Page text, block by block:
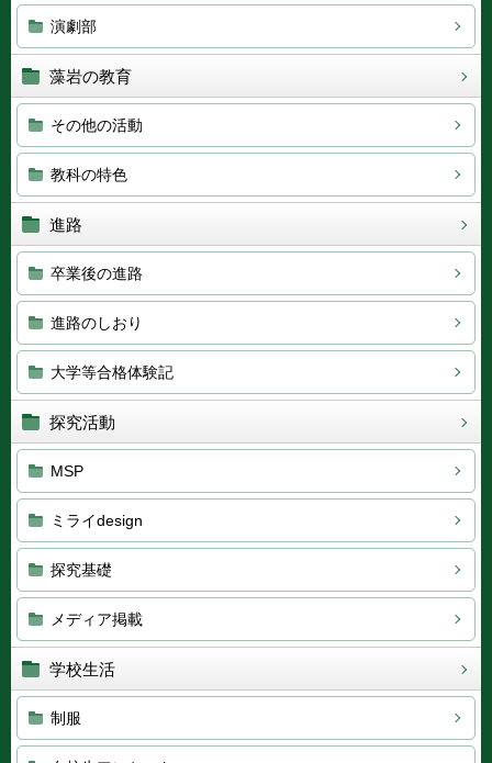
演劇部
藻岩の教育
その他の活動
教科の特色
進路
卒業後の進路
進路のしおり
大学等合格体験記
探究活動
MSP
ミライdesign
探究基礎
メディア掲載
学校生活
制服